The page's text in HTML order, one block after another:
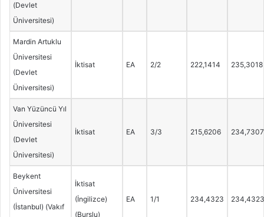
(Devlet
Üniversitesi)
Mardin Artuklu
Üniversitesi
(Devlet
Üniversitesi)
İktisat EA 2/2 222,1414 235,3018
Van Yüzüncü Yıl
Üniversitesi
(Devlet
Üniversitesi)
İktisat EA 3/3 215,6206 234,7307
Beykent
Üniversitesi
(İstanbul) (Vakıf
İktisat
(İngilizce)
(Burslu)
EA 1/1 234,4323 234,4323